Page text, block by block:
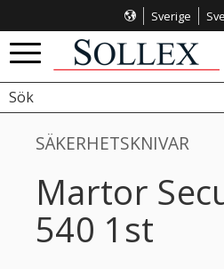
Meny
Sverige
SÄKERHETSKNIVAR
Martor
540 1st